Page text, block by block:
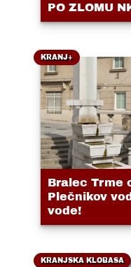
PO ZLOMU
KRANJ+
Bralec Trme
Plečnikov
vode!
KRANJSKA KLOBASA